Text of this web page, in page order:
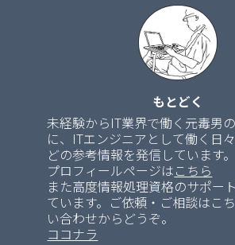
もとどく
未経験からIT業界で働く元毒男
に、ITエンジニアとして働く日
どの参考情報を発信しています。
プロフィールページはこちら
また高度情報処理資格のサポー
ています。ご依頼・ご相談は
い合わせからどうぞ。
ココナラ